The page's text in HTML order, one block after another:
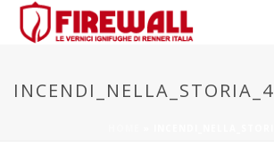
INCENDI_NELLA_STORIA_4